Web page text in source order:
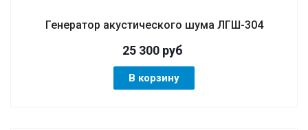
Генератор акустического шума ЛГШ-304
25 300руб
В корзину